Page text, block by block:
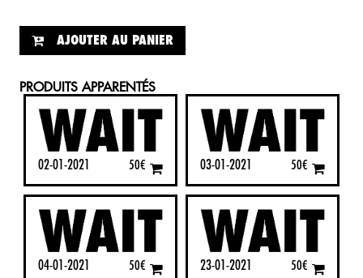
AJOUTER AU PANIER
PRODUITS APPARENTÉS
02-01-2021 50€ 03-01-2021 50€
04-01-2021 50€ 23-01-2021 50€